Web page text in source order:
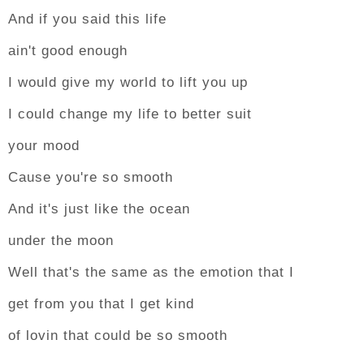
And if you said this life
ain't good enough
I would give my world to lift you up
I could change my life to better suit
your mood
Cause you're so smooth
And it's just like the ocean
under the moon
Well that's the same as the emotion that I
get from you that I get kind
of lovin that could be so smooth